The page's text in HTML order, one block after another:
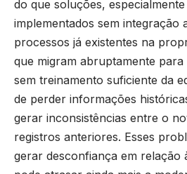
do que soluções,
implementados sem integração
processos já existentes na
que migram abruptamente para
sem treinamento suficiente da
de perder informações
gerar inconsistências entre o
registros anteriores. Esses
gerar desconfiança em relação